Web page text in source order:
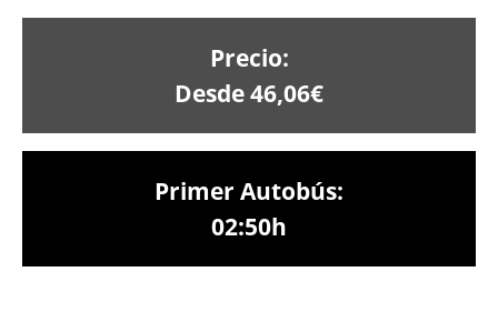
Precio:
Desde 46,06€
Primer Autobús:
02:50h